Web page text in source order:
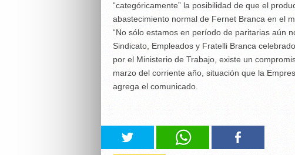
“categóricamente” la posibilidad de que el
abastecimiento normal de Fernet Branca en el
“No sólo estamos en período de paritarias aún
Sindicato, Empleados y Fratelli Branca
por el Ministerio de Trabajo, existe un
marzo del corriente año, situación que la
agrega el comunicado.